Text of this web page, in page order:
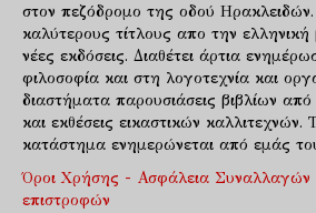
στον πεζόδρομο της οδού
καλύτερους τίτλους απο την ελληνική
νέες εκδόσεις. Διαθέτει άρτια
φιλοσοφία και στη λογοτεχνία και
διαστήματα παρουσιάσεις βιβλίων
και εκθέσεις εικαστικών καλλιτεχνών.
κατάστημα ενημερώνεται από εμάς
Όροι Χρήσης - Ασφάλεια Συναλλαγών
επιστροφών